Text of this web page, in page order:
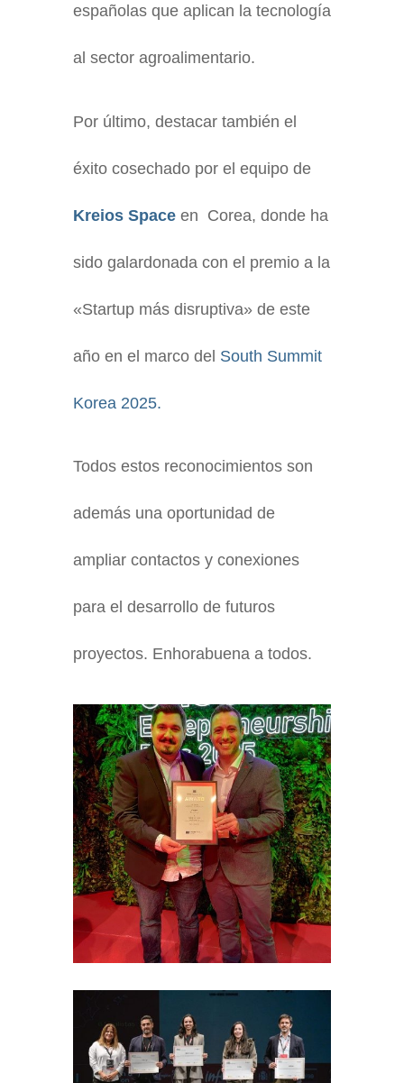
españolas que aplican la tecnología
al sector agroalimentario.
Por último, destacar también el
éxito cosechado por el equipo de
Kreios Space en Corea, donde ha
sido galardonada con el premio a la
«Startup más disruptiva» de este
año en el marco del South Summit
Korea 2025.
Todos estos reconocimientos son
además una oportunidad de
ampliar contactos y conexiones
para el desarrollo de futuros
proyectos. Enhorabuena a todos.